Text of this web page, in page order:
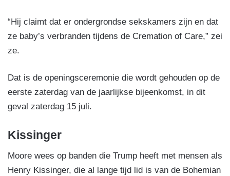
“Hij claimt dat er ondergrondse sekskamers zijn en dat
ze baby’s verbranden tijdens de Cremation of Care,” zei
ze.
Dat is de openingsceremonie die wordt gehouden op de
eerste zaterdag van de jaarlijkse bijeenkomst, in dit
geval zaterdag 15 juli.
Kissinger
Moore wees op banden die Trump heeft met mensen als
Henry Kissinger, die al lange tijd lid is van de Bohemian